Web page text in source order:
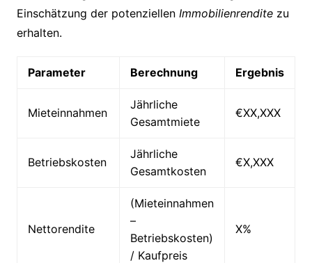
Einschätzung der potenziellen Immobilienrenditezu
erhalten.
Parameter Berechnung Ergebnis
Mieteinnahmen
Jährliche
Gesamtmiete
€XX,XXX
Betriebskosten
Jährliche
Gesamtkosten
€X,XXX
Nettorendite
(Mieteinnahmen
–
Betriebskosten)
/ Kaufpreis
X%